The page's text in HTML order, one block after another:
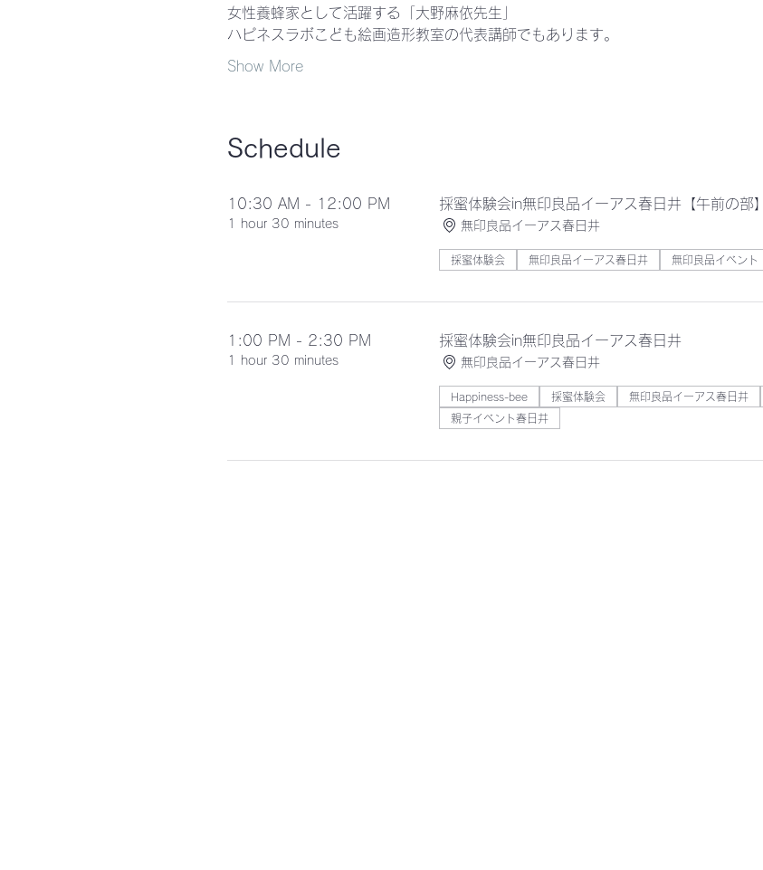
女性養蜂家として活躍する「大野麻依先生」
ハピネスラボこども絵画造形教室の代表講師でもあります。
Show More
Schedule
10:30 AM - 12:00 PM
1 hour 30 minutes
採蜜体験会in無印良品イーアス春日井【午前の部】
無印良品イーアス春日井
採蜜体験会 無印良品イーアス春日井 無印良品イベント
1:00 PM - 2:30 PM
1 hour 30 minutes
採蜜体験会in無印良品イーアス春日井
無印良品イーアス春日井
Happiness-bee 採蜜体験会 無印良品イーアス春日井
親子イベント春日井